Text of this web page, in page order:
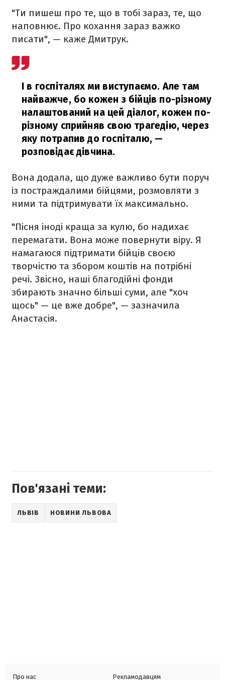
"Ти пишеш про те, що в тобі зараз, те, що
наповнює. Про кохання зараз важко
писати", — каже Дмитрук.
І в госпіталях ми виступаємо. Але там
найважче, бо кожен з бійців по-різному
налаштований на цей діалог, кожен по-
різному сприйняв свою трагедію, через
яку потрапив до госпіталю, —
розповідає дівчина.
Вона додала, що дуже важливо бути поруч
із постраждалими бійцями, розмовляти з
ними та підтримувати їх максимально.
"Пісня іноді краща за кулю, бо надихає
перемагати. Вона може повернути віру. Я
намагаюся підтримати бійців своєю
творчістю та збором коштів на потрібні
речі. Звісно, наші благодійні фонди
збирають значно більші суми, але "хоч
щось" — це вже добре", — зазначила
Анастасія.
Пов'язані теми:
ЛЬВІВ НОВИНИ ЛЬВОВА
Про нас
Рекламодавцям